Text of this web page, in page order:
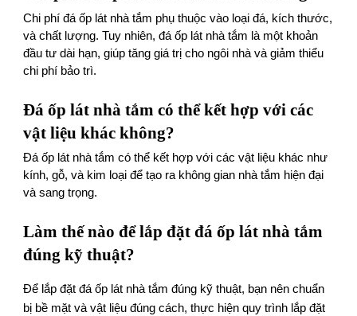
Chi phí đá ốp lát nhà tắm phụ thuộc vào loại đá, kích thước,
và chất lượng. Tuy nhiên, đá ốp lát nhà tắm là một khoản
đầu tư dài hạn, giúp tăng giá trị cho ngôi nhà và giảm thiểu
chi phí bảo trì.
Đá ốp lát nhà tắm có thể kết hợp với các
vật liệu khác không?
Đá ốp lát nhà tắm có thể kết hợp với các vật liệu khác như
kính, gỗ, và kim loại để tạo ra không gian nhà tắm hiện đại
và sang trọng.
Làm thế nào để lắp đặt đá ốp lát nhà tắm
đúng kỹ thuật?
Để lắp đặt đá ốp lát nhà tắm đúng kỹ thuật, bạn nên chuẩn
bị bề mặt và vật liệu đúng cách, thực hiện quy trình lắp đặt